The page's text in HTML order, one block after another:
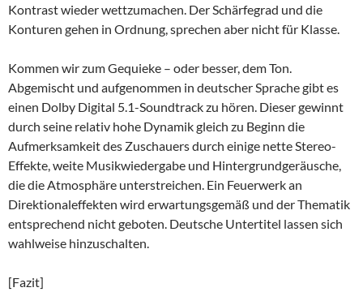
Kontrast wieder wettzumachen. Der Schärfegrad und die
Konturen gehen in Ordnung, sprechen aber nicht für Klasse.
Kommen wir zum Gequieke – oder besser, dem Ton.
Abgemischt und aufgenommen in deutscher Sprache gibt es
einen Dolby Digital 5.1-Soundtrack zu hören. Dieser gewinnt
durch seine relativ hohe Dynamik gleich zu Beginn die
Aufmerksamkeit des Zuschauers durch einige nette Stereo-
Effekte, weite Musikwiedergabe und Hintergrundgeräusche,
die die Atmosphäre unterstreichen. Ein Feuerwerk an
Direktionaleffekten wird erwartungsgemäß und der Thematik
entsprechend nicht geboten. Deutsche Untertitel lassen sich
wahlweise hinzuschalten.
[Fazit]